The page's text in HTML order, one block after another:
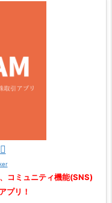
コミュニティ機能(SNS)
プリ！